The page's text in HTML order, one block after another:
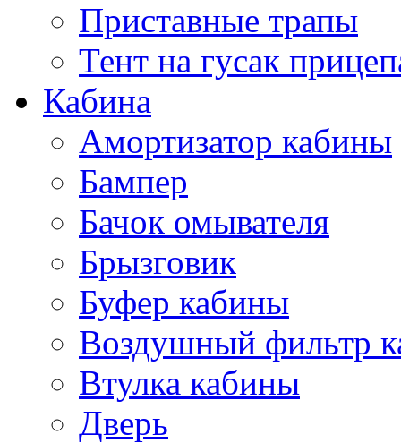
Приставные трапы
Тент на гусак
Кабина
Амортизатор кабины
Бампер
Бачок омывателя
Брызговик
Буфер кабины
Воздушный фильтр
Втулка кабины
Дверь